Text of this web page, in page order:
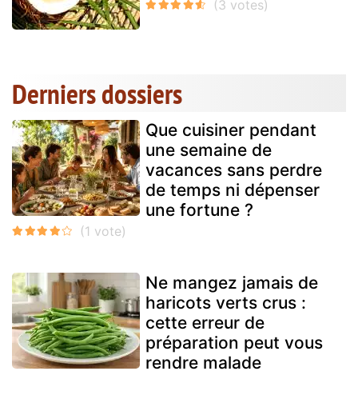
Derniers dossiers
Que cuisiner pendant
une semaine de
vacances sans perdre
de temps ni dépenser
une fortune ?
Ne mangez jamais de
haricots verts crus :
cette erreur de
préparation peut vous
rendre malade